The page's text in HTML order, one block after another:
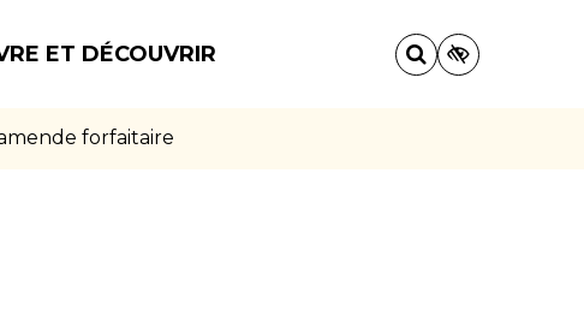
ET DÉCOUVRIR
forfaitaire